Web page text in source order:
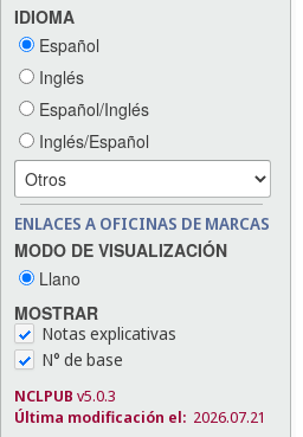
IDIOMA
Español
Inglés
Español/Inglés
Inglés/Español
ENLACES A OFICINAS DE MARCAS
MODO DE VISUALIZACIÓN
Llano
MOSTRAR
Notas explicativas
N° de base
NCLPUB v5.0.3
Última modificación el: 2026.07.21